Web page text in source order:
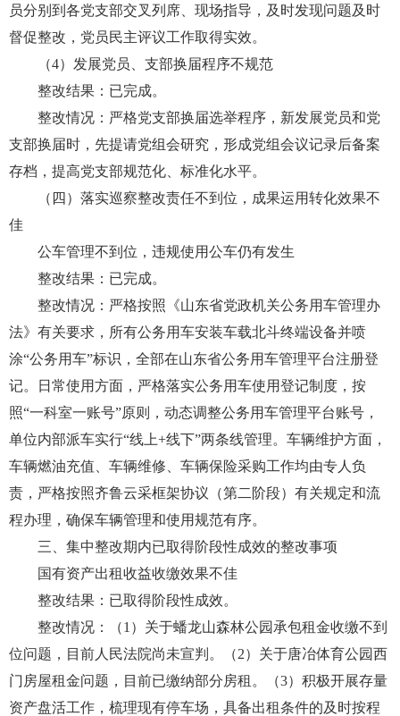
员分别到各党支部交叉列席、现场指导，及时发现问题及时
督促整改，党员民主评议工作取得实效。
（4）发展党员、支部换届程序不规范
整改结果：已完成。
整改情况：严格党支部换届选举程序，新发展党员和党
支部换届时，先提请党组会研究，形成党组会议记录后备案
存档，提高党支部规范化、标准化水平。
（四）落实巡察整改责任不到位，成果运用转化效果不
佳
公车管理不到位，违规使用公车仍有发生
整改结果：已完成。
整改情况：严格按照《山东省党政机关公务用车管理办
法》有关要求，所有公务用车安装车载北斗终端设备并喷
涂“公务用车”标识，全部在山东省公务用车管理平台注册登
记。日常使用方面，严格落实公务用车使用登记制度，按
照“一科室一账号”原则，动态调整公务用车管理平台账号，
单位内部派车实行“线上+线下”两条线管理。车辆维护方面，
车辆燃油充值、车辆维修、车辆保险采购工作均由专人负
责，严格按照齐鲁云采框架协议（第二阶段）有关规定和流
程办理，确保车辆管理和使用规范有序。
三、集中整改期内已取得阶段性成效的整改事项
国有资产出租收益收缴效果不佳
整改结果：已取得阶段性成效。
整改情况：（1）关于蟠龙山森林公园承包租金收缴不到
位问题，目前人民法院尚未宣判。（2）关于唐冶体育公园西
门房屋租金问题，目前已缴纳部分房租。（3）积极开展存量
资产盘活工作，梳理现有停车场，具备出租条件的及时按程